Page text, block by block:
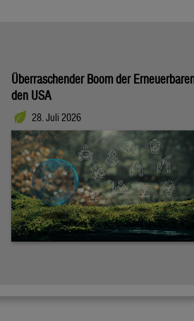
Überraschender Boom der
den USA
28. Juli 2026